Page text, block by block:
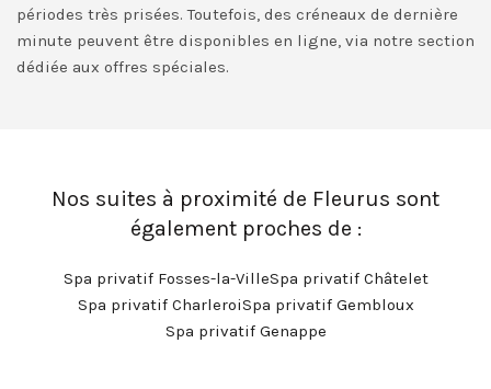
périodes très prisées. Toutefois, des créneaux de dernière
minute peuvent être disponibles en ligne, via notre section
dédiée aux offres spéciales.
Nos suites à proximité de Fleurus sont
également proches de :
Spa privatif Fosses-la-VilleSpa privatif Châtelet
Spa privatif CharleroiSpa privatif Gembloux
Spa privatif Genappe